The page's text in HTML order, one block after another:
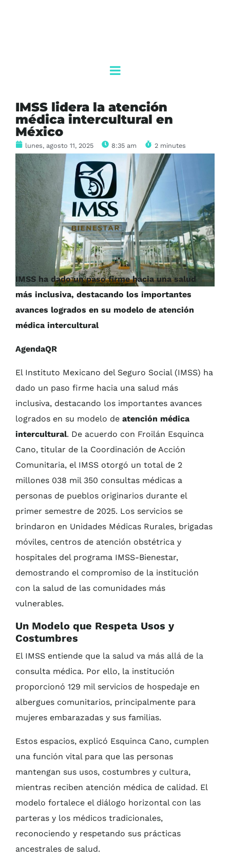
IMSS lidera la atención
médica intercultural en
México
lunes, agosto 11, 2025 8:35 am 2 minutes
IMSS ha dado un paso firme hacia una salud
más inclusiva, destacando los importantes
avances logrados en su modelo de atención
médica intercultural
AgendaQR
El Instituto Mexicano del Seguro Social (IMSS) ha
dado un paso firme hacia una salud más
inclusiva, destacando los importantes avances
logrados en su modelo de atención médica
intercultural. De acuerdo con Froilán Esquinca
Cano, titular de la Coordinación de Acción
Comunitaria, el IMSS otorgó un total de 2
millones 038 mil 350 consultas médicas a
personas de pueblos originarios durante el
primer semestre de 2025. Los servicios se
brindaron en Unidades Médicas Rurales, brigadas
móviles, centros de atención obstétrica y
hospitales del programa IMSS-Bienestar,
demostrando el compromiso de la institución
con la salud de las comunidades más
vulnerables.
Un Modelo que Respeta Usos y
Costumbres
El IMSS entiende que la salud va más allá de la
consulta médica. Por ello, la institución
proporcionó 129 mil servicios de hospedaje en
albergues comunitarios, principalmente para
mujeres embarazadas y sus familias.
Estos espacios, explicó Esquinca Cano, cumplen
una función vital para que las personas
mantengan sus usos, costumbres y cultura,
mientras reciben atención médica de calidad. El
modelo fortalece el diálogo horizontal con las
parteras y los médicos tradicionales,
reconociendo y respetando sus prácticas
ancestrales de salud.